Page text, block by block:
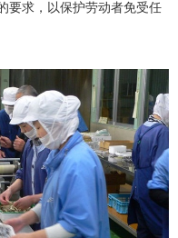
要求，以保护劳动者免受任